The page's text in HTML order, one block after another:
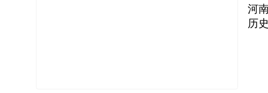
河
历